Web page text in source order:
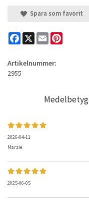
Spara som favorit
Facebook
X Email
Artikelnummer:
2955
Medelbetyg
2026-04-11
Marzie
2025-06-05